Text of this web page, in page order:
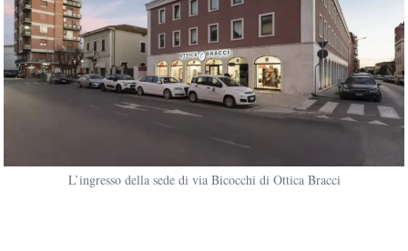
L’ingresso della sede di via Bicocchi di Ottica Bracci